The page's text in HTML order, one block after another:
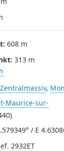
608 m
313 m
Zentralmassiv,
Maurice-sur-
/ E
2932ET